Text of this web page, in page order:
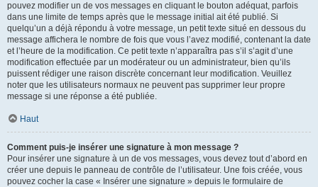
pouvez modifier un de vos messages en cliquant le bouton adéquat, parfois
dans une limite de temps après que le message initial ait été publié. Si
quelqu’un a déjà répondu à votre message, un petit texte situé en dessous du
message affichera le nombre de fois que vous l’avez modifié, contenant la date
et l’heure de la modification. Ce petit texte n’apparaîtra pas s’il s’agit d’une
modification effectuée par un modérateur ou un administrateur, bien qu’ils
puissent rédiger une raison discrète concernant leur modification. Veuillez
noter que les utilisateurs normaux ne peuvent pas supprimer leur propre
message si une réponse a été publiée.
Haut
Comment puis-je insérer une signature à mon message ?
Pour insérer une signature à un de vos messages, vous devez tout d’abord en
créer une depuis le panneau de contrôle de l’utilisateur. Une fois créée, vous
pouvez cocher la case « Insérer une signature » depuis le formulaire de